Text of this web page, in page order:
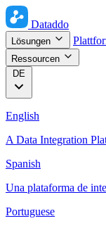
Dataddo
Lösungen
Ressourcen
DE
English
A Data Integration
Spanish
Una plataforma de
Portuguese